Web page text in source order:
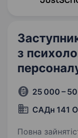
з
25 000 –
САДн 141
Повна зайнятість.